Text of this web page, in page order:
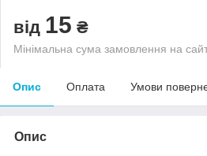
від 15 ₴
Мінімальна сума замовлення на
Опис Оплата Умови
Опис